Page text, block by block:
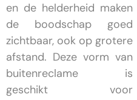
en de helderheid maken
de boodschap goed
zichtbaar, ook op grotere
afstand. Deze vorm van
buitenreclame is
geschikt voor